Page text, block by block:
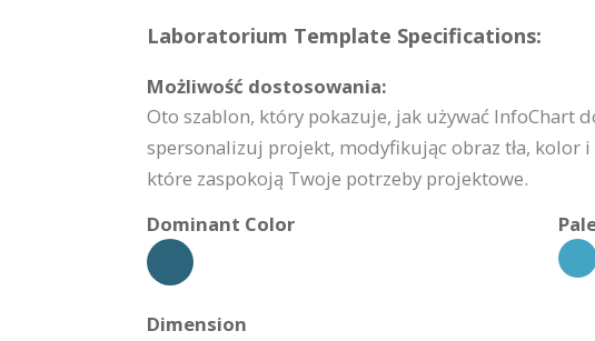
Laboratorium Template Specifications:
Możliwość dostosowania:
Oto szablon, który pokazuje, jak używać InfoChart
spersonalizuj projekt, modyfikując obraz tła, kolor
które zaspokoją Twoje potrzeby projektowe.
Dominant Color
Dimension